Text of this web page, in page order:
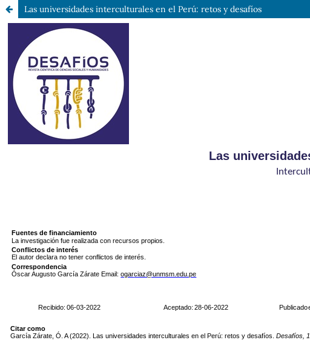
Las universidades interculturales en el Perú: retos y desafíos